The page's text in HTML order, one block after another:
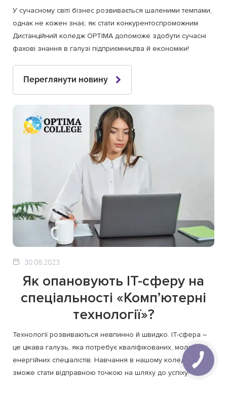
У сучасному світі бізнес розвивається шаленими темпами,
однак не кожен знає, як стати конкурентоспроможним.
Дистанційний коледж OPTIMA допоможе здобути сучасні
фахові знання в галузі підприємництва й економіки!
Переглянути новину
30.08.2023
Як опановують ІТ-сферу на
спеціальності «Комп’ютерні
технології»?
Технології розвиваються невпинно й швидко. ІТ-сфера –
це цікава галузь, яка потребує кваліфікованих, молодих і
енергійних спеціалістів. Навчання в нашому коледжі
зможе стати відправною точкою на шляху до успіху!